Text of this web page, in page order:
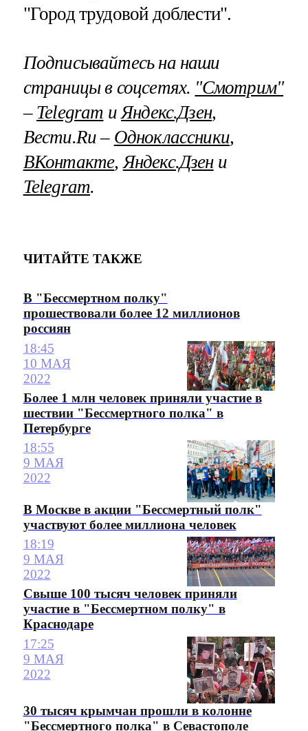
"Город трудовой доблести".
Подписывайтесь на наши
страницы в соцсетях. "Смотрим"
– Telegram и Яндекс.Дзен,
Вести.Ru – Одноклассники,
ВКонтакте, Яндекс.Дзени
Telegram.
ЧИТАЙТЕ ТАКЖЕ
В "Бессмертном полку"
прошествовали более 12 миллионов
россиян
18:45
10 МАЯ
2022
Более 1 млн человек приняли участие в
шествии "Бессмертного полка" в
Петербурге
18:55
9 МАЯ
2022
В Москве в акции "Бессмертный полк"
участвуют более миллиона человек
18:19
9 МАЯ
2022
Свыше 100 тысяч человек приняли
участие в "Бессмертном полку" в
Краснодаре
17:25
9 МАЯ
2022
30 тысяч крымчан прошли в колонне
"Бессмертного полка" в Севастополе